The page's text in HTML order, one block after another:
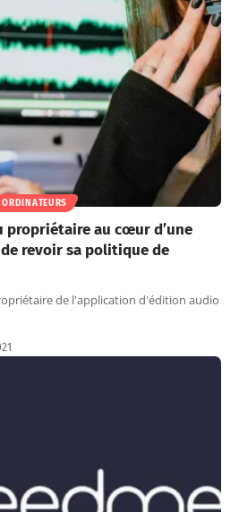
ORDINATEURS
propriétaire au cœur d’une
revoir sa politique de
de l'application d'édition audio